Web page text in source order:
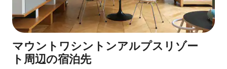
マウントワシントンアルプスリゾー
ト⁠周⁠辺⁠の宿⁠泊⁠先